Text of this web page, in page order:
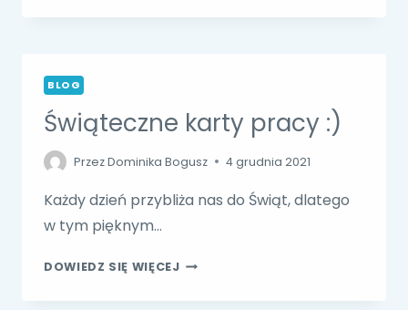
BLOG
Świąteczne karty pracy :)
PrzezDominika Bogusz 4 grudnia 2021
Każdy dzień przybliża nas do Świąt, dlatego
w tym pięknym…
DOWIEDZ SIĘ WIĘCEJŚWIĄTECZNE